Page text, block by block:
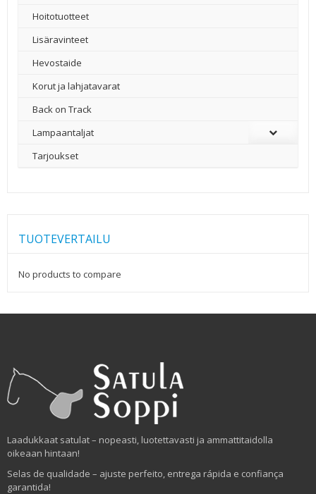
Hoitotuotteet
Lisäravinteet
Hevostaide
Korut ja lahjatavarat
Back on Track
Lampaantaljat
Tarjoukset
TUOTEVERTAILU
No products to compare
Laadukkaat satulat – nopeasti, luotettavasti ja ammattitaidolla
oikeaan hintaan!
Selas de qualidade – ajuste perfeito, entrega rápida e confiança
garantida!